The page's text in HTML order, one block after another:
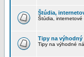
Štúdia,
Štúdia, internetové
Tipy na výhodný
Tipy na výhodné